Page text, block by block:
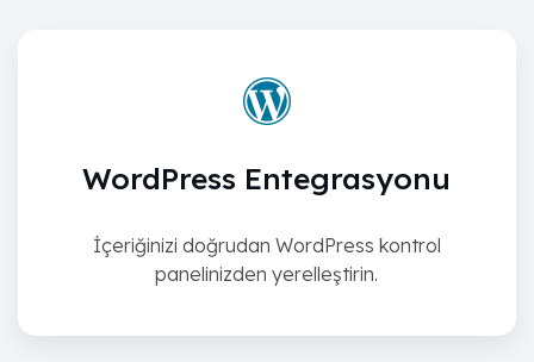
WordPress Entegrasyonu
İçeriğinizi doğrudan WordPress kontrol
panelinizden yerelleştirin.